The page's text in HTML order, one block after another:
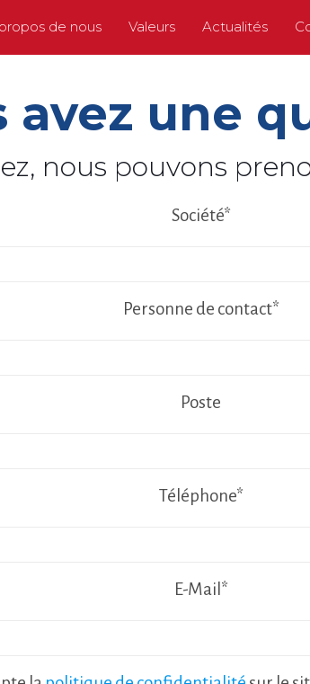
de nous Valeurs Actualités
avez une
nous pouvons
Société*
Personne de contact*
Poste
Téléphone*
E-Mail*